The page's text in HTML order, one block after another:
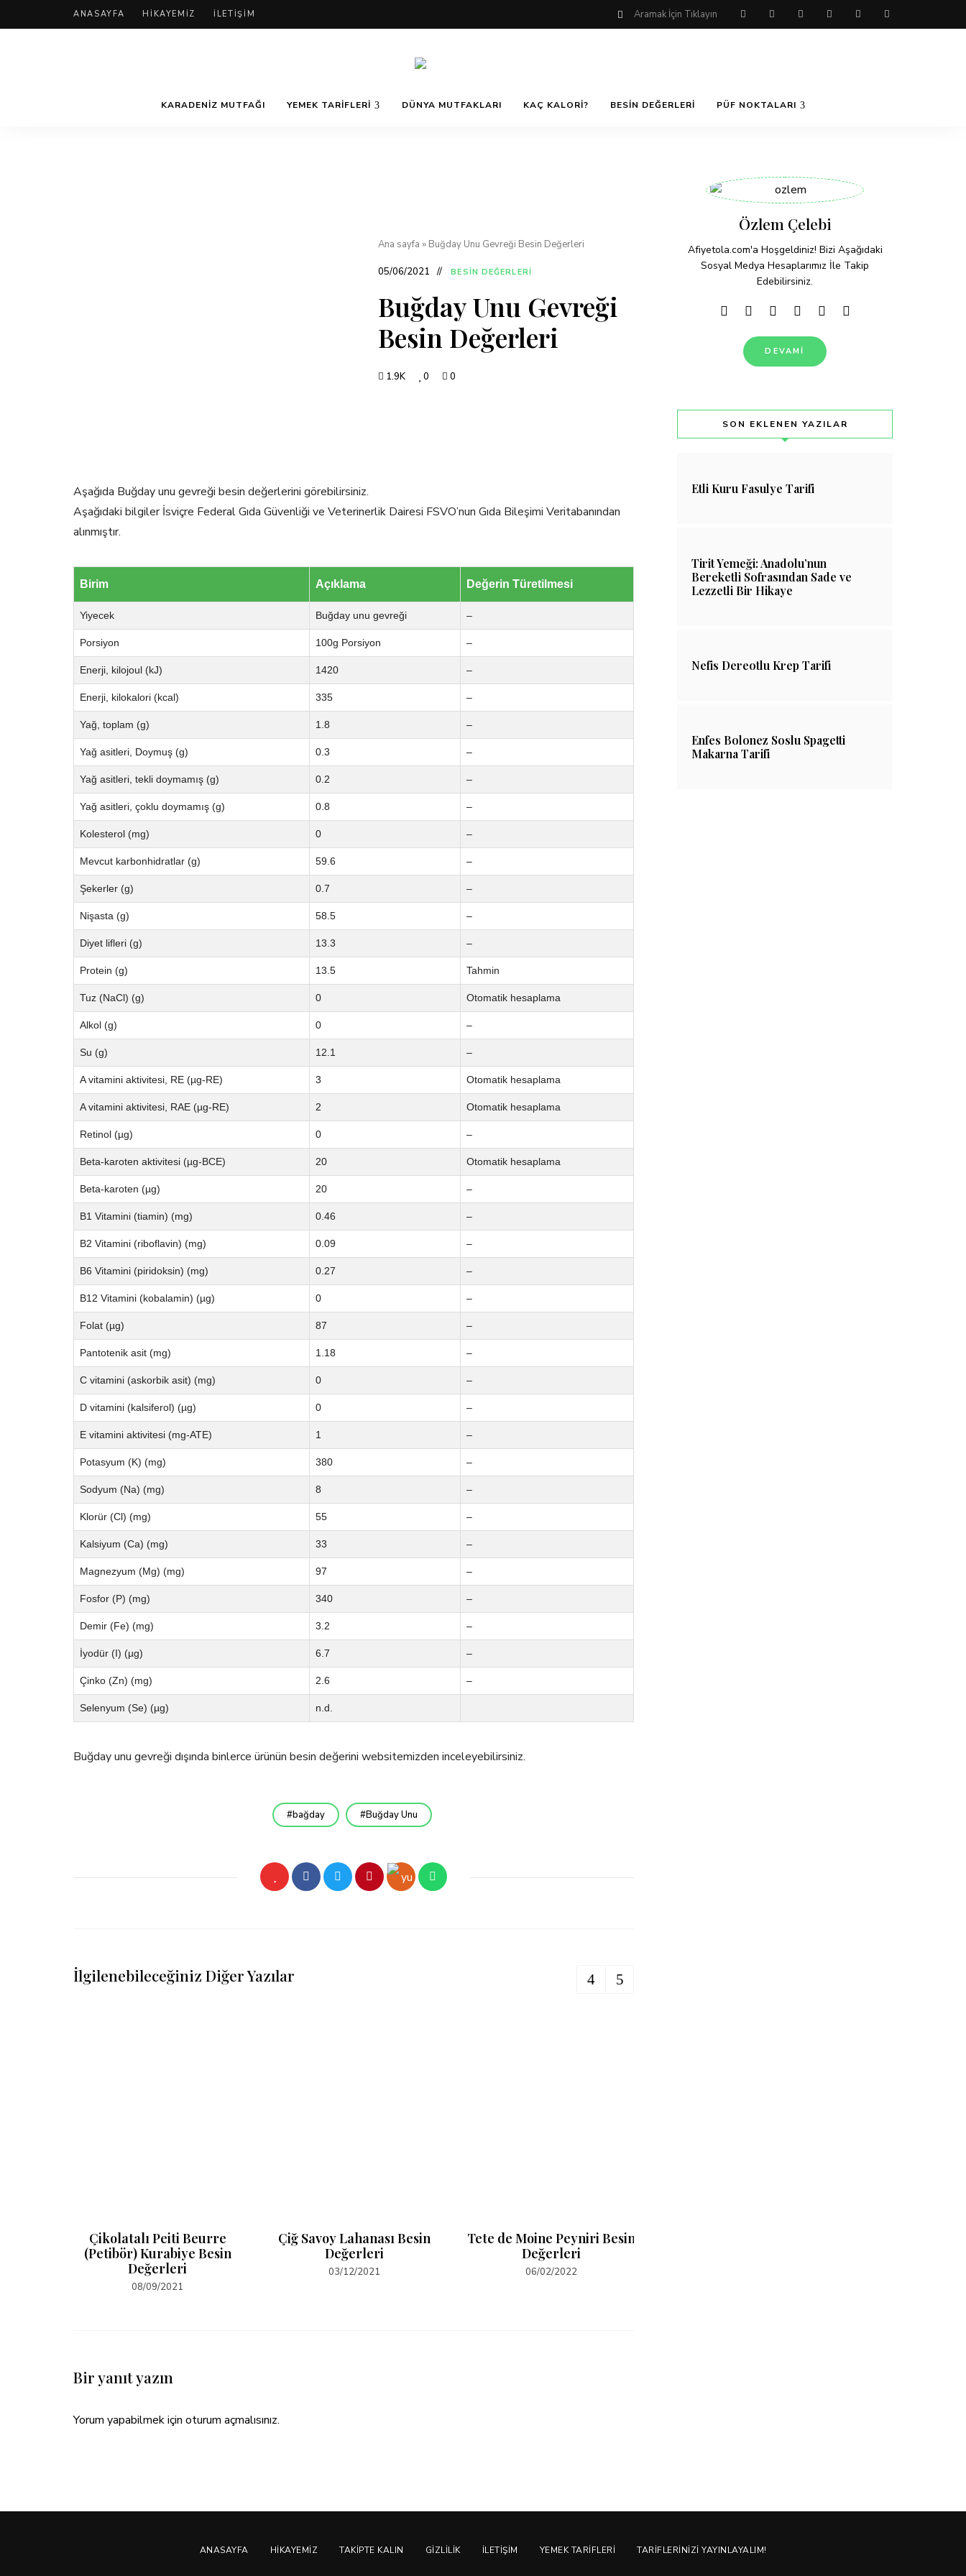
ANASAYFA HIKAYEMIZ İLETIŞIM
AfiyetOla
Yemek
Tarifleri
ve
Lezzetli,
ve
kurabiyeler
KARADENIZ MUTFAĞI YEMEK TARIFLERI DÜNYA MUTFAKLARI KAÇ KALORI? BESIN DEĞERLERI PÜF NOKTALARI
Ana sayfa » Buğday Unu Gevreği Besin Değerleri
05/06/2021 BESIN DEĞERLERI
Buğday Unu Gevreği
Besin Değerleri
1.9K 0 0
Aşağıda Buğday unu gevreği besin değerlerini görebilirsiniz.
Aşağıdaki bilgiler İsviçre Federal Gıda Güvenliği ve Veterinerlik Dairesi FSVO’nun Gıda Bileşimi Veritabanından
alınmıştır.
Birim Açıklama Değerin Türetilmesi
Yiyecek Buğday unu gevreği –
Porsiyon 100g Porsiyon –
Enerji, kilojoul (kJ) 1420 –
Enerji, kilokalori (kcal) 335 –
Yağ, toplam (g) 1.8 –
Yağ asitleri, Doymuş (g) 0.3 –
Yağ asitleri, tekli doymamış (g) 0.2 –
Yağ asitleri, çoklu doymamış (g) 0.8 –
Kolesterol (mg) 0 –
Mevcut karbonhidratlar (g) 59.6 –
Şekerler (g) 0.7 –
Nişasta (g) 58.5 –
Diyet lifleri (g) 13.3 –
Protein (g) 13.5 Tahmin
Tuz (NaCl) (g) 0 Otomatik hesaplama
Alkol (g) 0 –
Su (g) 12.1 –
A vitamini aktivitesi, RE (µg-RE) 3 Otomatik hesaplama
A vitamini aktivitesi, RAE (µg-RE) 2 Otomatik hesaplama
Retinol (µg) 0 –
Beta-karoten aktivitesi (µg-BCE) 20 Otomatik hesaplama
Beta-karoten (µg) 20 –
B1 Vitamini (tiamin) (mg) 0.46 –
B2 Vitamini (riboflavin) (mg) 0.09 –
B6 Vitamini (piridoksin) (mg) 0.27 –
B12 Vitamini (kobalamin) (µg) 0 –
Folat (µg) 87 –
Pantotenik asit (mg) 1.18 –
C vitamini (askorbik asit) (mg) 0 –
D vitamini (kalsiferol) (µg) 0 –
E vitamini aktivitesi (mg-ATE) 1 –
Potasyum (K) (mg) 380 –
Sodyum (Na) (mg) 8 –
Klorür (Cl) (mg) 55 –
Kalsiyum (Ca) (mg) 33 –
Magnezyum (Mg) (mg) 97 –
Fosfor (P) (mg) 340 –
Demir (Fe) (mg) 3.2 –
İyodür (I) (µg) 6.7 –
Çinko (Zn) (mg) 2.6 –
Selenyum (Se) (µg) n.d.
Buğday unu gevreği dışında binlerce ürünün besin değerini websitemizden inceleyebilirsiniz.
bağday Buğday Unu
İlgilenebileceğiniz Diğer Yazılar
Çikolatalı Peiti Beurre
(Petibör) Kurabiye Besin
Değerleri
08/09/2021
Çiğ Savoy Lahanası Besin
Değerleri
03/12/2021
Tete de Moine Peyniri Besin
Değerleri
06/02/2022
Bir yanıt yazın
Yorum yapabilmek için oturum açmalısınız.
Özlem Çelebi
Afiyetola.com'a Hoşgeldiniz! Bizi Aşağıdaki
Sosyal Medya Hesaplarımız İle Takip
Edebilirsiniz.
DEVAMI
SON EKLENEN YAZILAR
Etli Kuru Fasulye Tarifi
Tirit Yemeği: Anadolu’nun
Bereketli Sofrasından Sade ve
Lezzetli Bir Hikaye
Nefis Dereotlu Krep Tarifi
Enfes Bolonez Soslu Spagetti
Makarna Tarifi
ANASAYFA HIKAYEMIZ TAKIPTE KALIN GIZLILIK İLETIŞIM YEMEK TARIFLERI TARIFLERINIZI YAYINLAYALIM!